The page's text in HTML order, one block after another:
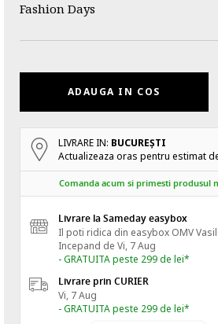
Fashion Days
ADAUGA IN COS
LIVRARE IN: BUCUREŞTI
Actualizeaza oras pentru estimat
Comanda acum si primesti produsul
Livrare la Sameday easybox
Il poti ridica din easybox OMV
Incepand de Vi, 7 Aug
- GRATUITA peste 299 de lei*
Livrare prin CURIER
Vi, 7 Aug
- GRATUITA peste 299 de lei*